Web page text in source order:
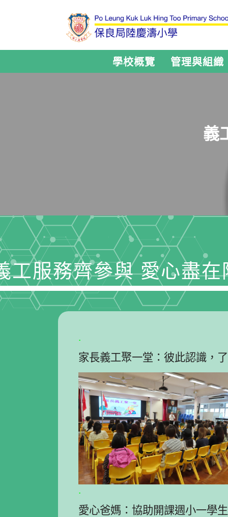
學校概覽 管理與組織
義
服務齊參與 愛心盡在陸慶濤 - 家長義工服
.
家長義工聚一堂：彼此認識，
.
愛心爸媽：協助開課週小一學